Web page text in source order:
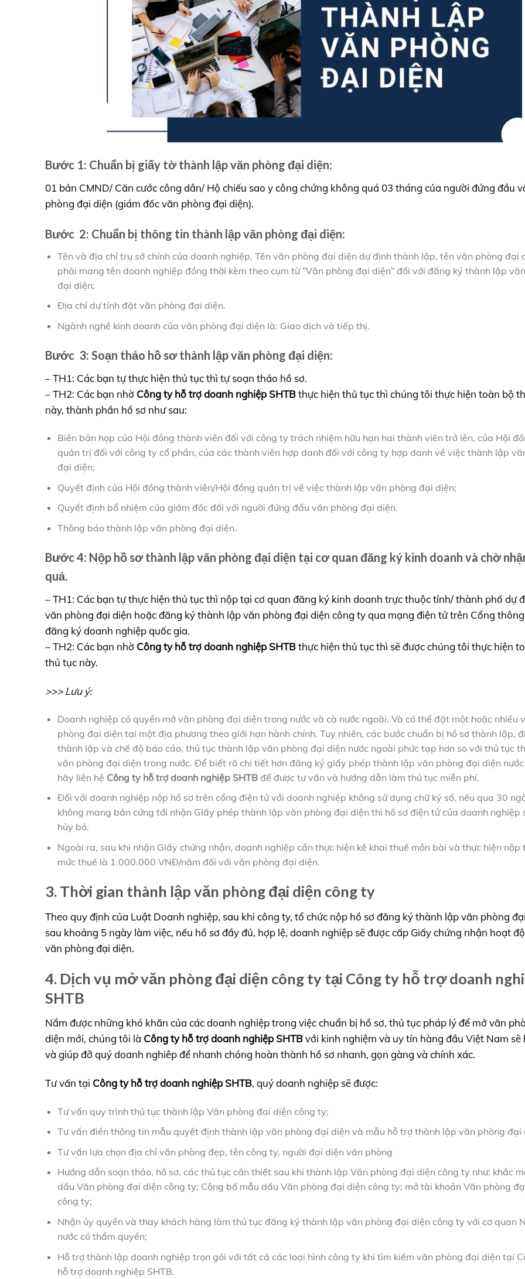
Bước 1: Chuẩn bị giấy tờ thành lập văn phòng đại diện:
01 bản CMND/ Căn cước công dân/ Hộ chiếu sao y công chứng không quá 03 tháng của người đứng đầu
phòng đại diện (giám đốc văn phòng đại diện).
Bước 2: Chuẩn bị thông tin thành lập văn phòng đại diện:
Tên và địa chỉ trụ sở chính của doanh nghiệp, Tên văn phòng đại diện dự định thành lập, tên văn phòng đại
phải mang tên doanh nghiệp đồng thời kèm theo cụm từ “Văn phòng đại diện” đối với đăng ký thành lập
đại diện;
Địa chỉ dự tính đặt văn phòng đại diện.
Ngành nghề kinh doanh của văn phòng đại diện là: Giao dịch và tiếp thị.
Bước 3: Soạn thảo hồ sơ thành lập văn phòng đại diện:
– TH1: Các bạn tự thực hiện thủ tục thì tự soạn thảo hồ sơ.
– TH2: Các bạn nhờ Công ty hỗ trợ doanh nghiệp SHTBthực hiện thủ tục thì chúng tôi thực hiện toàn bộ
này, thành phần hồ sơ như sau:
Biên bản họp của Hội đồng thành viên đối với công ty trách nhiệm hữu hạn hai thành viên trở lên, của Hội
quản trị đối với công ty cổ phần, của các thành viên hợp danh đối với công ty hợp danh về việc thành lập
đại diện;
Quyết định của Hội đồng thành viên/Hội đồng quản trị về việc thành lập văn phòng đại diện;
Quyết định bổ nhiệm của giám đốc đối với người đứng đầu văn phòng đại diện.
Thông báo thành lập văn phòng đại diện.
Bước 4: Nộp hồ sơ thành lập văn phòng đại diện tại cơ quan đăng ký kinh doanh và chờ
quả.
– TH1: Các bạn tự thực hiện thủ tục thì nộp tại cơ quan đăng ký kinh doanh trực thuộc tỉnh/ thành phố dự
văn phòng đại diện hoặc đăng ký thành lập văn phòng đại diện công ty qua mạng điện tử trên Cổng
đăng ký doanh nghiệp quốc gia.
– TH2: Các bạn nhờ Công ty hỗ trợ doanh nghiệp SHTBthực hiện thủ tục thì sẽ được chúng tôi thực hiện
thủ tục này.
>>> Lưu ý:
Doanh nghiệp có quyền mở văn phòng đại diện trong nước và cà nước ngoài. Và có thể đặt một hoặc nhiều
phòng đại diện tại một địa phương theo giới hạn hành chính. Tuy nhiên, các bước chuẩn bị hồ sơ thành lập,
thành lập và chế độ báo cáo, thủ tục thành lập văn phòng đại diện nước ngoài phức tạp hơn so với thủ tục
văn phòng đại diện trong nước. Để biết rõ chi tiết hơn đăng ký giấy phép thành lập văn phòng đại diện
hãy liên hệ Công ty hỗ trợ doanh nghiệp SHTBđể được tư vấn và hướng dẫn làm thủ tục miễn phí.
Đối với doanh nghiệp nộp hồ sơ trên cổng điện tử với doanh nghiệp không sử dụng chữ ký số, nếu qua 30
không mang bản cứng tới nhận Giấy phép thành lập văn phòng đại diện thì hồ sơ điện tử của doanh nghiệp
hủy bỏ.
Ngoài ra, sau khi nhận Giấy chứng nhận, doanh nghiệp cần thực hiện kê khai thuế môn bài và thực hiện nộp
mức thuế là 1.000.000 VNĐ/năm đối với văn phòng đại diện.
3. Thời gian thành lập văn phòng đại diện công ty
Theo quy định của Luật Doanh nghiệp, sau khi công ty, tổ chức nộp hồ sơ đăng ký thành lập văn phòng
sau khoảng 5 ngày làm việc, nếu hồ sơ đầy đủ, hợp lệ, doanh nghiệp sẽ được cấp Giấy chứng nhận hoạt
văn phòng đại diện.
4. Dịch vụ mở văn phòng đại diện công ty tại Công ty hỗ trợ doanh
SHTB
Nắm được những khó khăn của các doanh nghiệp trong việc chuẩn bị hồ sơ, thủ tục pháp lý để mở văn
diện mới, chúng tôi là Công ty hỗ trợ doanh nghiệp SHTBvới kinh nghiệm và uy tín hàng đầu Việt Nam sẽ
và giúp đỡ quý doanh nghiêp để nhanh chóng hoàn thành hồ sơ nhanh, gọn gàng và chính xác.
Tư vấn tại Công ty hỗ trợ doanh nghiệp SHTB, quý doanh nghiệp sẽ được:
Tư vấn quy trình thủ tục thành lập Văn phòng đại diện công ty;
Tư vấn điền thông tin mẫu quyết định thành lập văn phòng đại diện và mẫu hỗ trợ thành lập văn phòng đại
Tư vấn lựa chọn địa chỉ văn phòng đẹp, tên công ty, người đại diện văn phòng
Hướng dẫn soạn thảo, hồ sơ, các thủ tục cần thiết sau khi thành lập Văn phòng đại diện công ty như: khắc
dấu Văn phòng đại diện công ty; Công bố mẫu dấu Văn phòng đại diện công ty; mở tài khoản Văn phòng
công ty;
Nhận ủy quyền và thay khách hàng làm thủ tục đăng ký thành lập văn phòng đại diện công ty với cơ quan
nước có thẩm quyền;
Hỗ trợ thành lập doanh nghiệp trọn gói với tất cả các loại hình công ty khi tìm kiếm văn phòng đại diện tại
hỗ trợ doanh nghiệp SHTB.